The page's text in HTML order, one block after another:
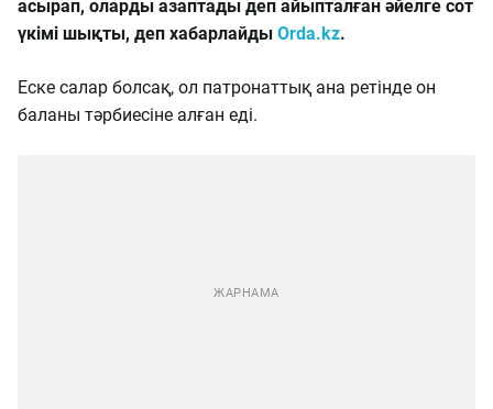
асырап, оларды азаптады деп айыпталған әйелге сот
үкімі шықты, деп хабарлайды Orda.kz.
Еске салар болсақ, ол патронаттық ана ретінде он
баланы тәрбиесіне алған еді.